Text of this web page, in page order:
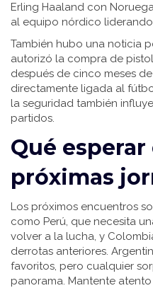
Erling Haaland con
al equipo nórdico
También hubo una noticia
autorizó la compra de
después de cinco meses
directamente ligada al
la seguridad también
partidos.
Qué esperar
próximas
Los próximos encuentros
como Perú, que necesita
volver a la lucha, y
derrotas anteriores.
favoritos, pero cualquier
panorama. Mantente